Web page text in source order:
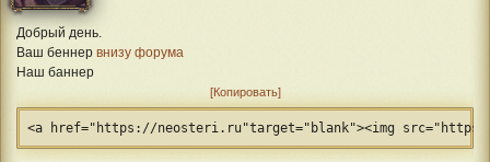
Добрый день.
Ваш беннер внизу форума
Наш баннер
Копировать
<a href="https://neosteri.ru"target="blank"><img